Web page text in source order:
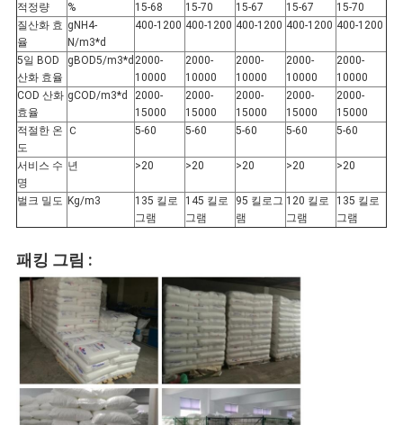
책
적정량
% 15-68 15-70 15-67 15-67
15-70
질산화 효
율
gNH4-
N/m3*d
400-1200 400-1200 400-1200 400-1200 400-1200
5일 BOD
산화 효율
gBOD5/m3*d 2000-
10000
2000-
10000
2000-
10000
2000-
10000
2000-
10000
COD 산화
효율
gCOD/m3*d
2000-
15000
2000-
15000
2000-
15000
2000-
15000
2000-
15000
적절한 온
도
Ｃ 5-60 5-60 5-60 5-60 5-60
서비스 수
명
년 >20 >20 >20 >20 >20
벌크 밀도 Kg/m3
135 킬로
그램
145 킬로
그램
95 킬로그
램
120 킬로
그램
135 킬로
그램
패킹 그림 :